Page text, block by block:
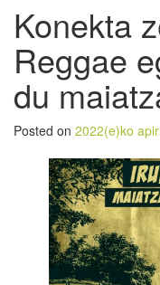
Konekta
Reggae
du
Posted on 2022(e)ko